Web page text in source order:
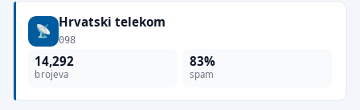
Hrvatski telekom
098
14,292
brojeva
83%
spam